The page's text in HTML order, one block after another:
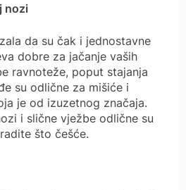
nozi
da su čak i jednostavne
dobre za jačanje vaših
ravnoteže, poput stajanja
su odlične za mišiće i
je od izuzetnog značaja.
i slične vježbe odlične su
što češće.